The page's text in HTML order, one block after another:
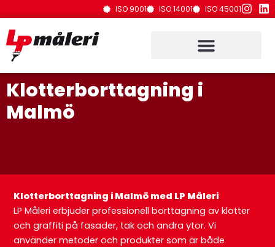
till
innehåll
ISO 9001 ISO 14001 ISO 45001
Klotterborttagning i
Malmö
Klotterborttagning i Malmö med LP Måleri
LP Måleri erbjuder professionell borttagning av klotter
och graffiti på fasader, tak och andra ytor. Vi
använder metoder och produkter som är både